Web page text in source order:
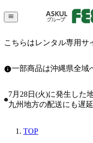
こちらはレンタル専用サ
一部商品は沖縄県全域
7月28日(火)に発生した
九州地方の配送にも遅
TOP